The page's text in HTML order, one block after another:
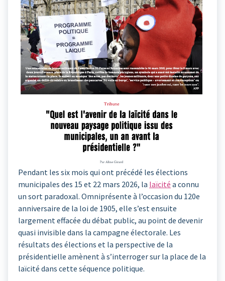
Pendant les six mois qui ont précédé les élections
municipales des 15 et 22 mars 2026, la laïcité a connu
un sort paradoxal. Omniprésente à l’occasion du 120e
anniversaire de la loi de 1905, elle s’est ensuite
largement effacée du débat public, au point de devenir
quasi invisible dans la campagne électorale. Les
résultats des élections et la perspective de la
présidentielle amènent à s’interroger sur la place de la
laïcité dans cette séquence politique.